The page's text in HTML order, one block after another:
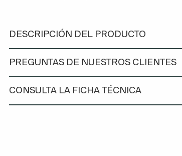
DESCRIPCIÓN DEL PRODUCTO
PREGUNTAS DE NUESTROS CLIENTES
CONSULTA LA FICHA TÉCNICA